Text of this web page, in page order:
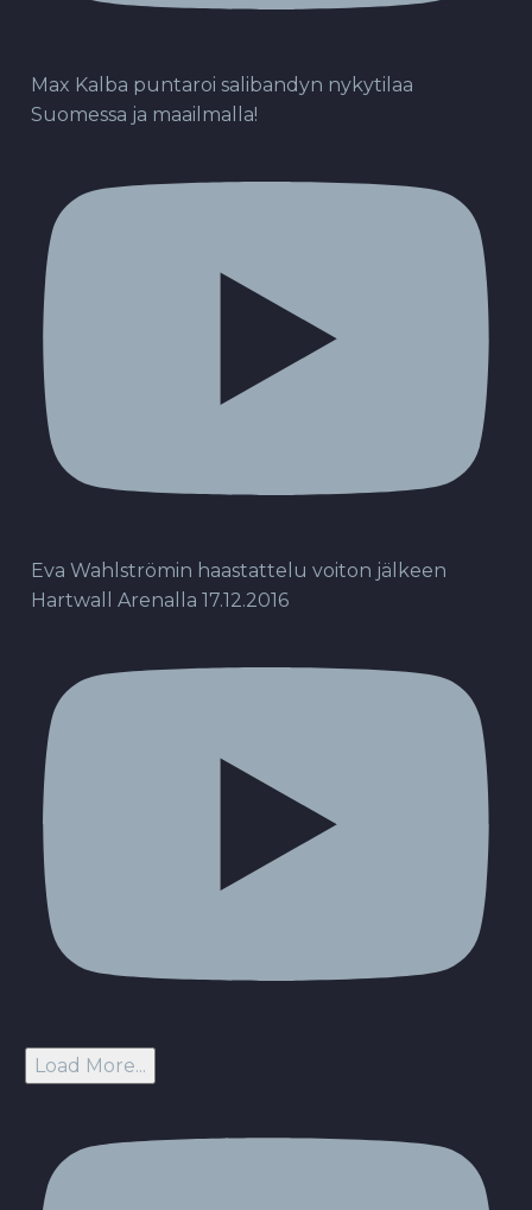
Max Kalba puntaroi salibandyn nykytilaa
Suomessa ja maailmalla!
Eva Wahlströmin haastattelu voiton jälkeen
Hartwall Arenalla 17.12.2016
Load More...